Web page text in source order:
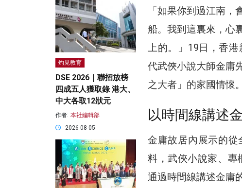
「如果你到過江南
船。我到這裏來，心
上的。」19日，香
代武俠小說大師金庸
之大者」的家國情懷。
以時間線講述
金庸故居內展示的
料，武俠小說家、專
通過時間線講述金庸
灼見教育
DSE 2026｜聯招放榜
四成五人獲取錄 港大、
中大各取12狀元
作者: 本社編輯部
2026-08-05